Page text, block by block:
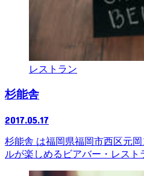
レストラン
杉能舎
2017.05.17
杉能舎 は福岡県福岡市西区元
ルが楽しめるビアバー・レスト